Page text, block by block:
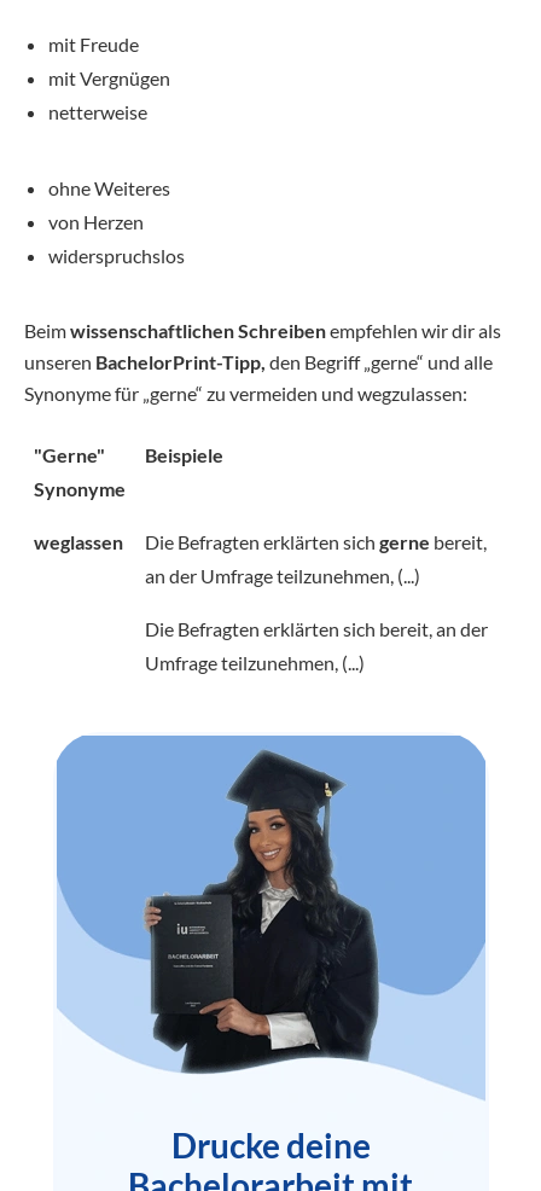
mit Freude
mit Vergnügen
netterweise
ohne Weiteres
von Herzen
widerspruchslos
Beimwissenschaftlichen Schreibenempfehlen wir dir als
unseren BachelorPrint-Tipp, den Begriff „gerne“ und alle
Synonyme für „gerne“ zu vermeiden und wegzulassen:
"Gerne"
Synonyme
Beispiele
weglassen Die Befragten erklärten sich gerne bereit,
an der Umfrage teilzunehmen, (...)
Die Befragten erklärten sich bereit, an der
Umfrage teilzunehmen, (...)
Drucke deine